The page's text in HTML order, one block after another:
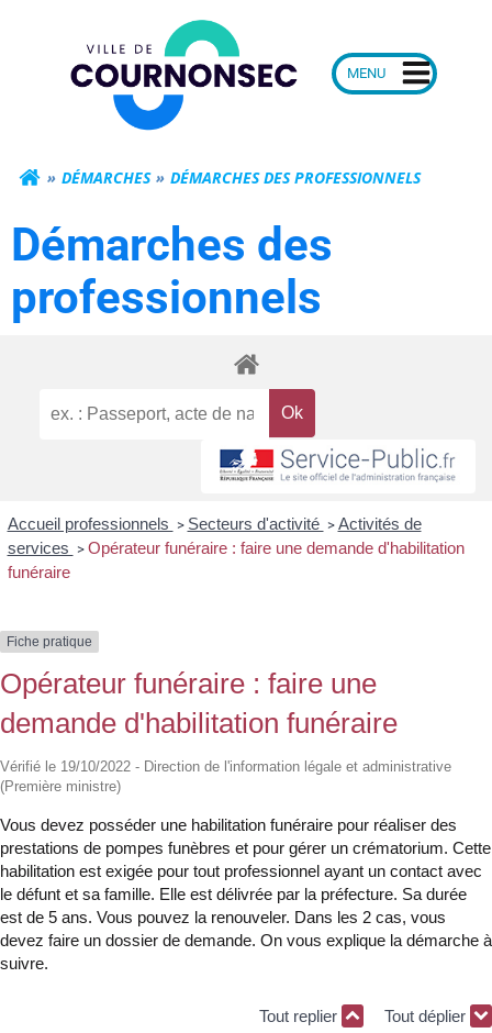
Mairie de
DÉMARCHES DÉMARCHES DES PROFESSIONNELS
Démarches des
professionnels
Accueil professionnels > Secteurs d'activité > Activités de
services > Opérateur funéraire : faire une demande d'habilitation
funéraire
Fiche pratique
Opérateur funéraire : faire une
demande d'habilitation funéraire
Vérifié le 19/10/2022 - Direction de l'information légale et administrative
(Première ministre)
Vous devez posséder une habilitation funéraire pour réaliser des
prestations de pompes funèbres et pour gérer un crématorium. Cette
habilitation est exigée pour tout professionnel ayant un contact avec
le défunt et sa famille. Elle est délivrée par la préfecture. Sa durée
est de 5 ans. Vous pouvez la renouveler. Dans les 2 cas, vous
devez faire un dossier de demande. On vous explique la démarche à
suivre.
Tout replier Tout déplier